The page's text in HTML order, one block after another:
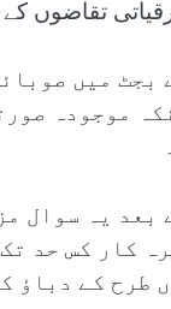
تقاضوں کے
میں
موجودہ
بعد یہ سوال
کار کس حد
طرح کے دباؤ